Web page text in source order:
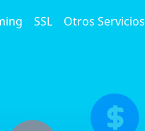
SSL Otros Servicios